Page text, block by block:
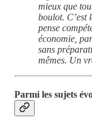
mieux que
boulot. C’est
pense
économie,
sans
mêmes. Un
Parmi les sujets